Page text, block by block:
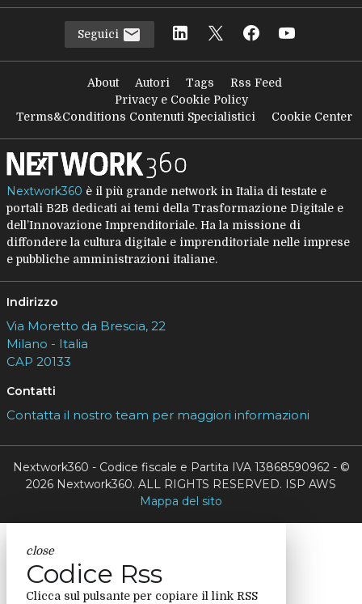
Seguici
About Autori Tags
Rss Feed
Privacy e Cookie Policy
Terms&Conditions Contenuti Specialistici
Cookie Center
Nextwork360 è il più grande network in Italia di testate e
portali B2B dedicati ai temi della Trasformazione Digitale e
dell’Innovazione Imprenditoriale. Ha la missione di
diffondere la cultura digitale e imprenditoriale nelle imprese
e pubbliche amministrazioni italiane.
Indirizzo
Via Moretto da Brescia, 22
Milano - Italia
CAP 20133
Contatti
Contatta il nostro team per maggiori informazioni
Nextwork360 - Codice fiscale e Partita IVA 13868590962 - ©
2026 Nextwork360. ALL RIGHTS RESERVED. ISP AWS
Mappa del sito
close
Codice Rss
Clicca sul pulsante per copiare il link RSS